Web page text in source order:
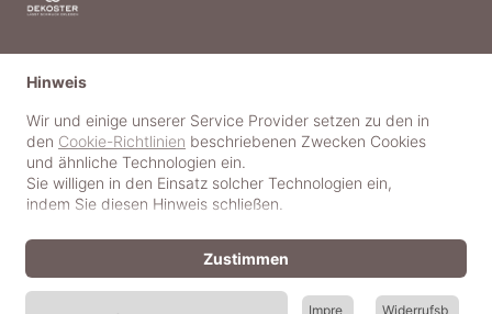
Hinweis
Wir und einige unserer Service Provider setzen zu den in
den Cookie-Richtlinien beschriebenen Zwecken Cookies
und ähnliche Technologien ein.
Sie willigen in den Einsatz solcher Technologien ein,
indem Sie diesen Hinweis schließen.
Impre Widerrufsb
Zustimmen